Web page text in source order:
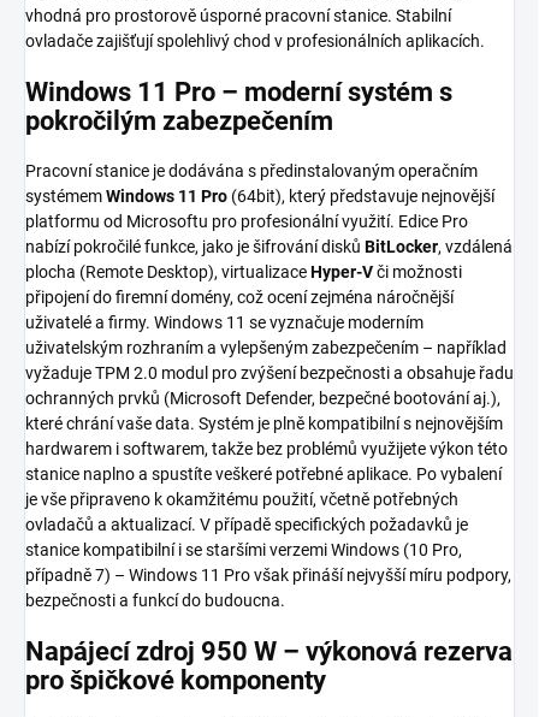
vhodná pro prostorově úsporné pracovní stanice. Stabilní
ovladače zajišťují spolehlivý chod v profesionálních aplikacích.
Windows 11 Pro – moderní systém s
pokročilým zabezpečením
Pracovní stanice je dodávána s předinstalovaným operačním
systémemWindows 11 Pro (64bit), který představuje nejnovější
platformu od Microsoftu pro profesionální využití. Edice Pro
nabízí pokročilé funkce, jako je šifrování disků BitLocker, vzdálená
plocha (Remote Desktop), virtualizaceHyper-Vči možnosti
připojení do firemní domény, což ocení zejména náročnější
uživatelé a firmy. Windows 11 se vyznačuje moderním
uživatelským rozhraním a vylepšeným zabezpečením – například
vyžaduje TPM 2.0 modul pro zvýšení bezpečnosti a obsahuje řadu
ochranných prvků (Microsoft Defender, bezpečné bootování aj.),
které chrání vaše data. Systém je plně kompatibilní s nejnovějším
hardwarem i softwarem, takže bez problémů využijete výkon této
stanice naplno a spustíte veškeré potřebné aplikace. Po vybalení
je vše připraveno k okamžitému použití, včetně potřebných
ovladačů a aktualizací. V případě specifických požadavků je
stanice kompatibilní i se staršími verzemi Windows (10 Pro,
případně 7) – Windows 11 Pro však přináší nejvyšší míru podpory,
bezpečnosti a funkcí do budoucna.
Napájecí zdroj 950 W – výkonová rezerva
pro špičkové komponenty